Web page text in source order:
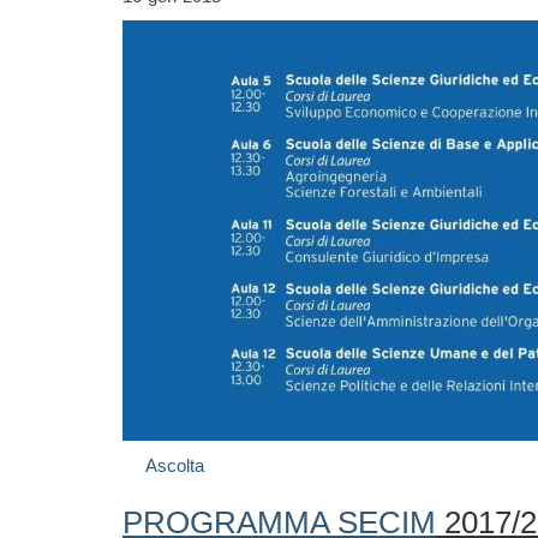
Ascolta
PROGRAMMA SECIM 2017/